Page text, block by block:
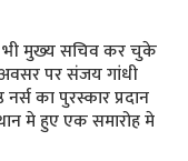
भी मुख्‍य सचिव कर चुके
पर संजय गांधी
का पुरस्कार प्रदान
मे हुए एक समारोह मे